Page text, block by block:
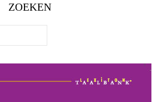
ZOEKEN